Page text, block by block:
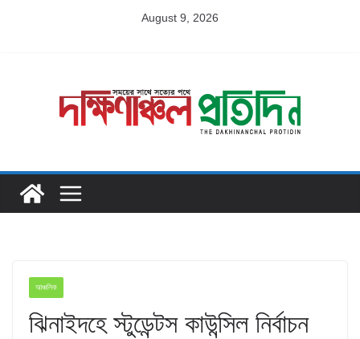
August 9, 2026
আঞ্চলিক
ঝিনাইদহে স্টুডেন্টস কাউন্সিল নির্বাচন